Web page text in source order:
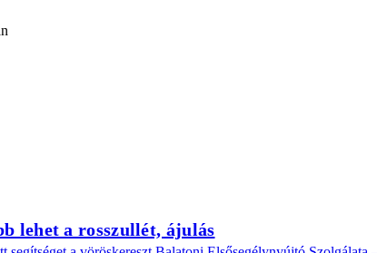
lehet a rosszullét, ájulás